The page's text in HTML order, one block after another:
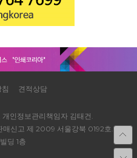
견적상담
인정보관리책임자 김태건.
신고 제 2009 서울강북 0192호.
딩 1층